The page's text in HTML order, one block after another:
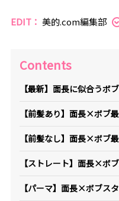
EDIT： 美的.com編集部
Contents
【最新】面長に似合うボ
【前髪あり】面長×ボブ
【前髪なし】面長×ボブ
【ストレート】面長×ボ
【パーマ】面長×ボブス